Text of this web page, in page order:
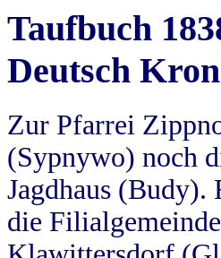
Taufbuch
Deutsch
Zur Pfarrei
(Sypnywo) noch
Jagdhaus (Budy).
die